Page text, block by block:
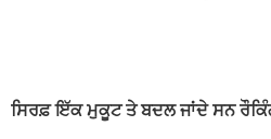
ਸਿਰਫ਼ ਇੱਕ ਮੁਕੂਟ ਤੇ ਬਦਲ ਜਾਂਦੇ ਸਨ